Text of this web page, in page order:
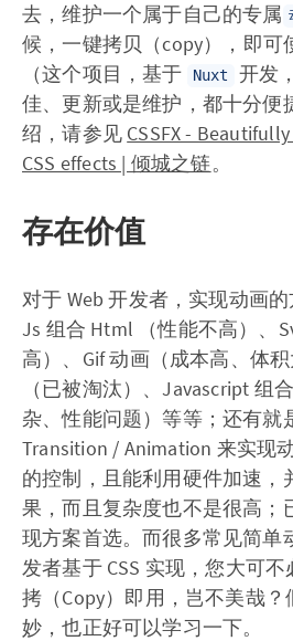
去，维护一个属于自己的专属
候，一键拷贝（copy），即可
（这个项目，基于
Nuxt
开发
佳、更新或是维护，都十分便
绍，请参见 CSSFX -
CSS effects | 倾城之链。
存在价值
对于 Web 开发者，实现动画
Js 组合 Html （性能不高）、
高）、Gif 动画（成本高、体
（已被淘汰）、Javascript 组
杂、性能问题）等等；还有就
Transition / Animation 来实现
的控制，且能利用硬件加速，
果，而且复杂度也不是很高；
现方案首选。而很多常见简单
发者基于 CSS 实现，您大可
拷（Copy）即用，岂不美哉
妙，也正好可以学习一下。